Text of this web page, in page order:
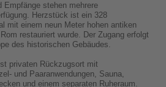
Empfänge stehen mehrere
Herzstück ist ein 328
mit einem neun Meter hohen antiken
restauriert wurde. Der Zugang erfolgt
des historischen Gebäudes.
privaten Rückzugsort mit
und Paaranwendungen, Sauna,
und einem separaten Ruheraum.